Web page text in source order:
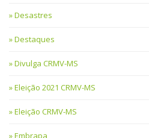
Desastres
Destaques
Divulga CRMV-MS
Eleição 2021 CRMV-MS
Eleição CRMV-MS
Embrapa